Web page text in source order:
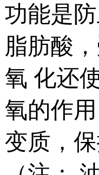
功能是
脂肪酸
氧 化还
氧的作
变质，